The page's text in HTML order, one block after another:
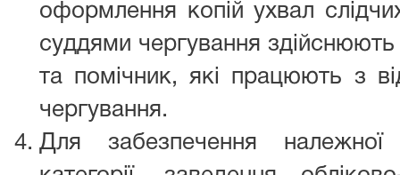
оформлення копій ухвал
суддями чергування
та помічник, які працюють з
чергування.
Для забезпечення належної